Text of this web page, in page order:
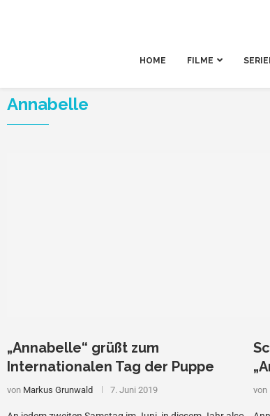
HOME FILME
Annabelle
„Annabelle“ grüßt zum
Internationalen Tag der Puppe
von Markus Grunwald 7. Juni 2019 von